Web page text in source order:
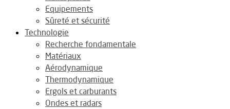
Equipements
Sûreté et sécurité
Technologie
Recherche fondamentale
Matériaux
Aérodynamique
Thermodynamique
Ergols et carburants
Ondes et radars